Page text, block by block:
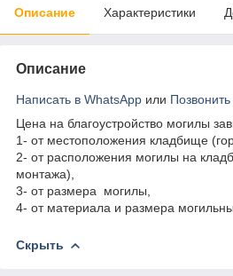
Описание Характеристики
Описание
Написать в WhatsApp или Позвонить
Цена на благоустройство могилы
1- от местоположения кладбище
2- от расположения могилы на
монтажа),
3- от размера могилы,
4- от материала и размера
Скрыть